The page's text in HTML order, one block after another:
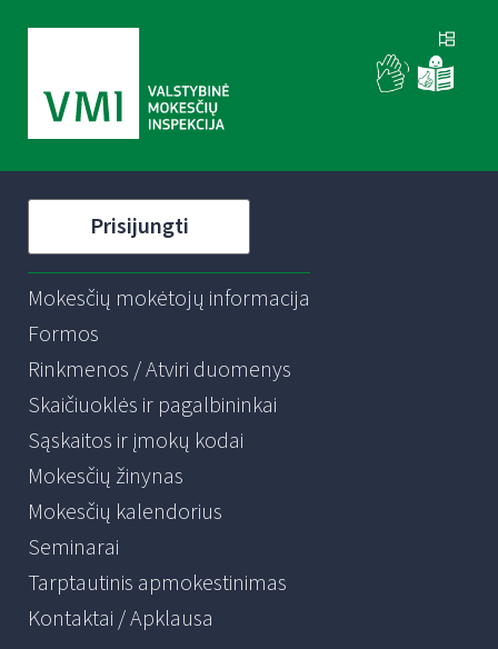
Prisijungti
Mokesčių mokėtojų informacija
Formos
Rinkmenos / Atviri duomenys
Skaičiuoklės ir pagalbininkai
Sąskaitos ir įmokų kodai
Mokesčių žinynas
Mokesčių kalendorius
Seminarai
Tarptautinis apmokestinimas
Kontaktai / Apklausa